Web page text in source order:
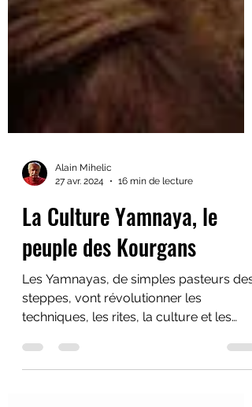
27 avr. 2024
16 min de lecture
La Culture Yamnaya, le
peuple des Kourgans
Les Yamnayas, de simples pasteurs des
steppes, vont révolutionner les
techniques, les rites, la culture et les
gènes des européens.